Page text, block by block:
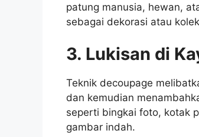
patung manusia, hewan,
sebagai dekorasi atau
3. Lukisan di
Teknik decoupage
dan kemudian
seperti bingkai foto, kotak
gambar indah.